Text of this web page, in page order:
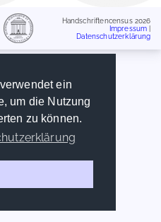
ein
um die Nutzung
zu können.
Handschriftencensus 2026
Impressum
Datenschutzerklärung